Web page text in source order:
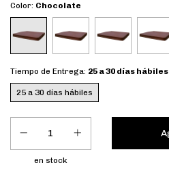
Color: Chocolate
Tiempo de Entrega: 25 a 30 días hábiles
25 a 30 días hábiles
en stock